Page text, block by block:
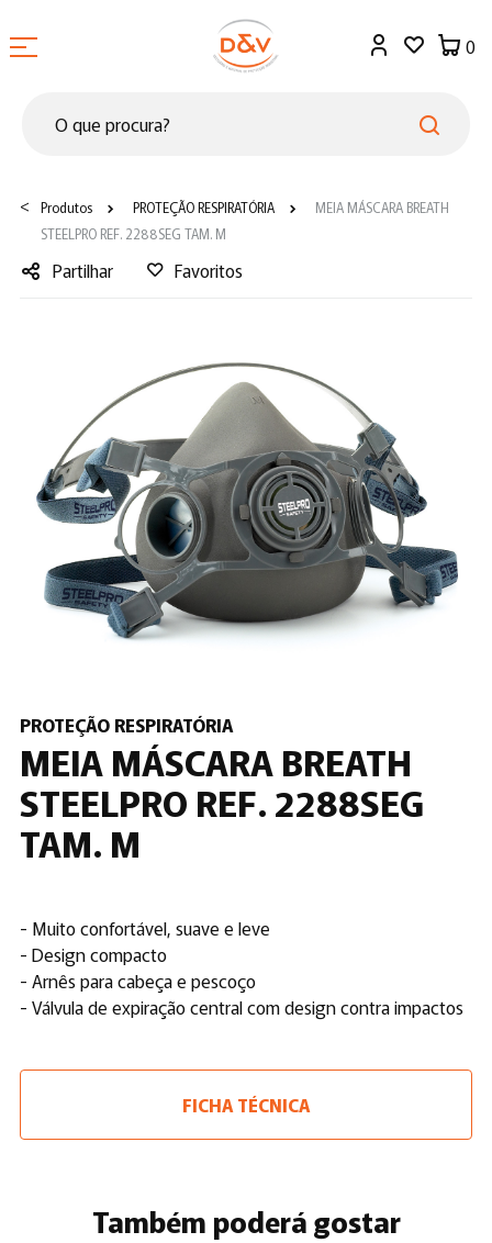
0
< Produtos PROTEÇÃO RESPIRATÓRIA
MEIA MÁSCARA BREATH
STEELPRO REF. 2288SEG TAM. M
Partilhar
Favoritos
PROTEÇÃO RESPIRATÓRIA
MEIA MÁSCARA BREATH
STEELPRO REF. 2288SEG
TAM. M
- Muito confortável, suave e leve
- Design compacto
- Arnês para cabeça e pescoço
- Válvula de expiração central com design contra impactos
FICHA TÉCNICA
Também poderá gostar